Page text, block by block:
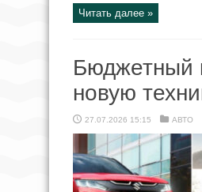
Читать далее »
Бюджетный
новую
27.07.2026 15:15 АВТО